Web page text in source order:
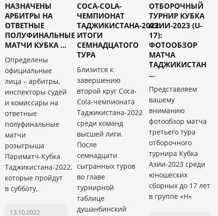
НАЗНАЧЕНЫ
АРБИТРЫ НА
ОТВЕТНЫЕ
ПОЛУФИНАЛЬНЫЕ
МАТЧИ КУБКА ...
Определены
официальные
лица – арбитры,
инспекторы судей
и комиссары на
ответные
полуфинальные
матчи
розыгрыша
Париматч-Кубка
Таджикистана-2022,
которые пройдут
в субботу,
13.10.2022
COCA-COLA-
ЧЕМПИОНАТ
ТАДЖИКИСТАНА-2022:
ИТОГИ
СЕМНАДЦАТОГО
ТУРА
Близится к
завершению
второй круг Coca-
Cola-чемпионата
Таджикистана-2022
среди команд
высшей лиги.
После
семнадцати
сыгранных туров
во главе
турнирной
таблице
душанбинский
ОТБОРОЧНЫЙ
ТУРНИР КУБКА
АЗИИ-2023 (U-
17):
ФОТООБЗОР
МАТЧА
ТАДЖИКИСТАН
...
Представляем
вашему
вниманию
фотообзор матча
третьего тура
отборочного
турнира Кубка
Азии-2023 среди
юношеских
сборных до 17 лет
в группе «Н»